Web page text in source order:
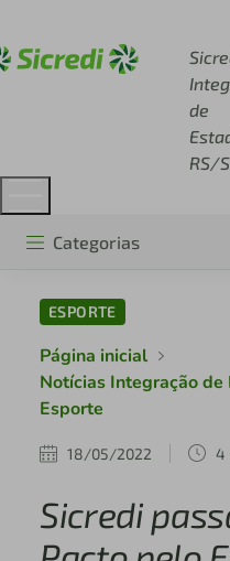
de
RS/
Categorias
ESPORTE
Página inicial
Notícias Integração de
Esporte
18/05/2022 4
Sicredi